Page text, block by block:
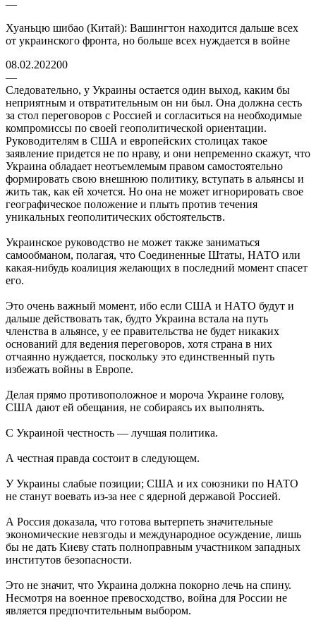
—
Хуаньцю шибао (Китай): Вашингтон находится дальше всех
от украинского фронта, но больше всех нуждается в войне
08.02.202200
—
Следовательно, у Украины остается один выход, каким бы
неприятным и отвратительным он ни был. Она должна сесть
за стол переговоров с Россией и согласиться на необходимые
компромиссы по своей геополитической ориентации.
Руководителям в США и европейских столицах такое
заявление придется не по нраву, и они непременно скажут, что
Украина обладает неотъемлемым правом самостоятельно
формировать свою внешнюю политику, вступать в альянсы и
жить так, как ей хочется. Но она не может игнорировать свое
географическое положение и плыть против течения
уникальных геополитических обстоятельств.
Украинское руководство не может также заниматься
самообманом, полагая, что Соединенные Штаты, НАТО или
какая-нибудь коалиция желающих в последний момент спасет
его.
Это очень важный момент, ибо если США и НАТО будут и
дальше действовать так, будто Украина встала на путь
членства в альянсе, у ее правительства не будет никаких
оснований для ведения переговоров, хотя страна в них
отчаянно нуждается, поскольку это единственный путь
избежать войны в Европе.
Делая прямо противоположное и мороча Украине голову,
США дают ей обещания, не собираясь их выполнять.
С Украиной честность — лучшая политика.
А честная правда состоит в следующем.
У Украины слабые позиции; США и их союзники по НАТО
не станут воевать из-за нее с ядерной державой Россией.
А Россия доказала, что готова вытерпеть значительные
экономические невзгоды и международное осуждение, лишь
бы не дать Киеву стать полноправным участником западных
институтов безопасности.
Это не значит, что Украина должна покорно лечь на спину.
Несмотря на военное превосходство, война для России не
является предпочтительным выбором.